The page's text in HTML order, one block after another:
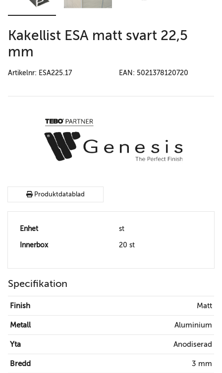
Kakellist ESA matt svart 22,5
mm
Artikelnr: ESA225.17 EAN: 5021378120720
Produktdatablad
Enhet st
Innerbox 20 st
Specifikation
Finish Matt
Metall Aluminium
Yta Anodiserad
Bredd 3 mm